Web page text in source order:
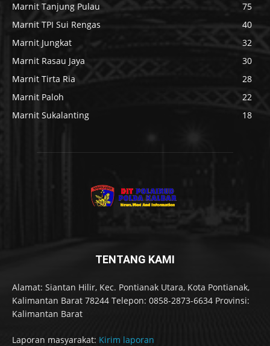
Marnit Tanjung Pulau
75
Marnit TPI Sui Rengas
40
Marnit Jungkat
32
Marnit Rasau Jaya
30
Marnit Tirta Ria
28
Marnit Paloh
22
Marnit Sukalanting
18
TENTANG KAMI
Alamat: Siantan Hilir, Kec. Pontianak Utara, Kota Pontianak,
Kalimantan Barat 78244 Telepon: 0858-2873-6634 Provinsi:
Kalimantan Barat
Laporan masyarakat: Kirim laporan